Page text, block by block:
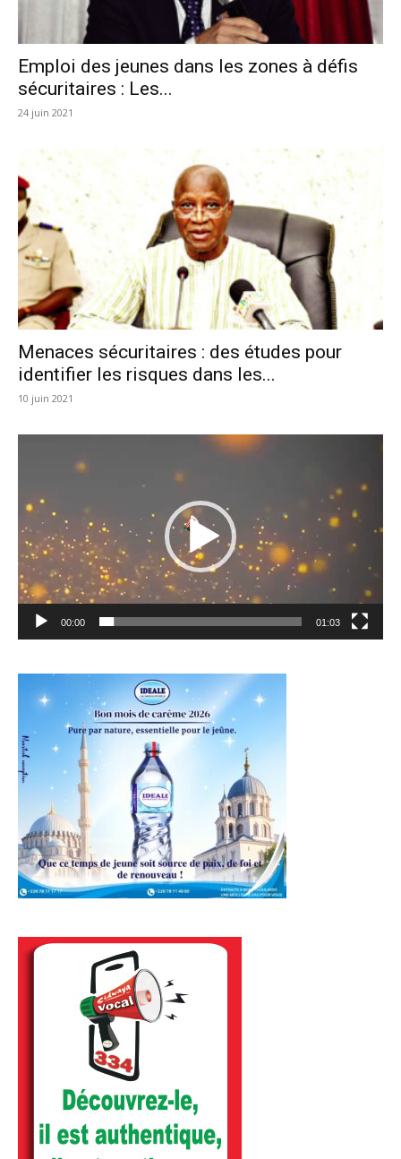
Emploi des jeunes dans les zones à défis
sécuritaires : Les...
24 juin 2021
Menaces sécuritaires : des études pour
identifier les risques dans les...
10 juin 2021
00:00 01:03